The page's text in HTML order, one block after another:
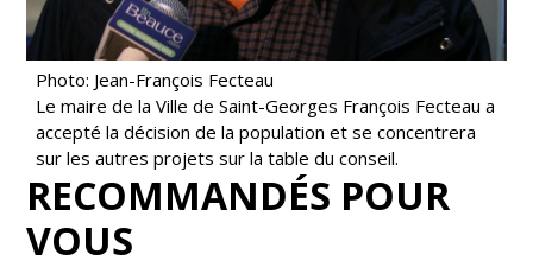
Photo: Jean-François Fecteau
Le maire de la Ville de Saint-Georges François Fecteau a
accepté la décision de la population et se concentrera
sur les autres projets sur la table du conseil.
RECOMMANDÉS POUR
VOUS